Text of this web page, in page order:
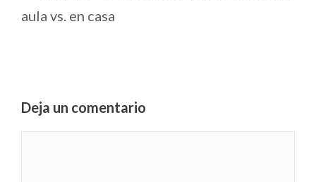
aula vs. en casa
Deja un comentario